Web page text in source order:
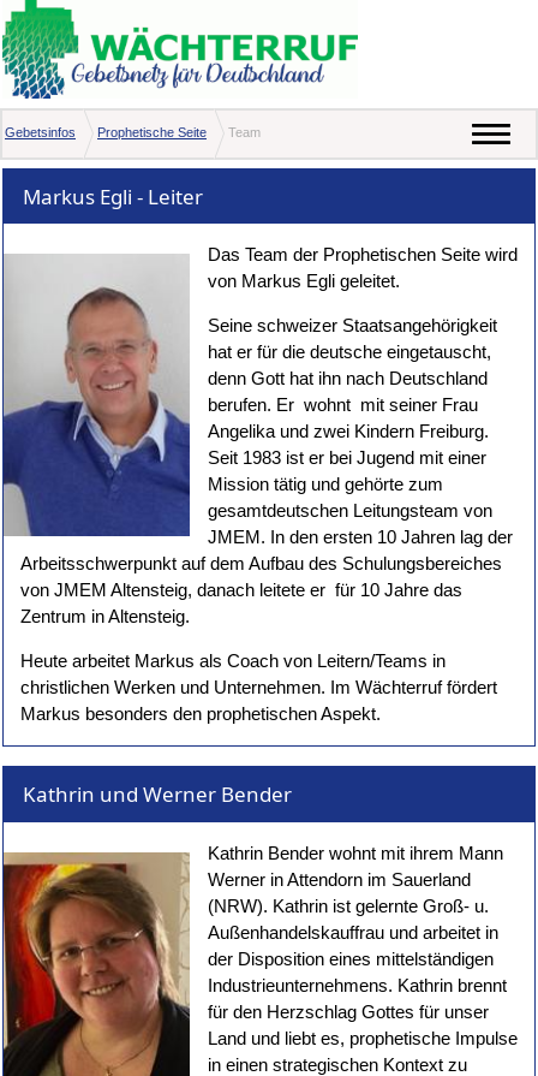
Gebetsinfos Prophetische Seite Team
Markus Egli - Leiter
Das Team der Prophetischen Seite wird
von Markus Egli geleitet.
Seine schweizer Staatsangehörigkeit
hat er für die deutsche eingetauscht,
denn Gott hat ihn nach Deutschland
berufen. Er wohnt mit seiner Frau
Angelika und zwei Kindern Freiburg.
Seit 1983 ist er bei Jugend mit einer
Mission tätig und gehörte zum
gesamtdeutschen Leitungsteam von
JMEM. In den ersten 10 Jahren lag der
Arbeitsschwerpunkt auf dem Aufbau des Schulungsbereiches
von JMEM Altensteig, danach leitete er für 10 Jahre das
Zentrum in Altensteig.
Heute arbeitet Markus als Coach von Leitern/Teams in
christlichen Werken und Unternehmen. Im Wächterruf fördert
Markus besonders den prophetischen Aspekt.
Kathrin und Werner Bender
Kathrin Bender wohnt mit ihrem Mann
Werner in Attendorn im Sauerland
(NRW). Kathrin ist gelernte Groß- u.
Außenhandelskauffrau und arbeitet in
der Disposition eines mittelständigen
Industrieunternehmens. Kathrin brennt
für den Herzschlag Gottes für unser
Land und liebt es, prophetische Impulse
in einen strategischen Kontext zu